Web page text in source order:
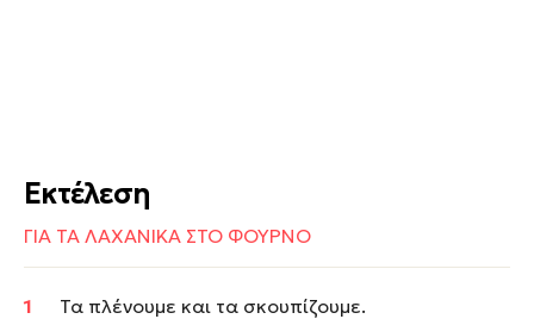
Εκτέλεση
ΓΙΑ ΤΑ ΛΑΧΑΝΙΚΑ ΣΤΟ ΦΟΥΡΝΟ
Τα πλένουμε και τα σκουπίζουμε.